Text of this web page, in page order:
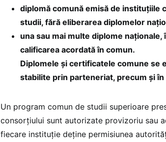
diplomă comună emisă de instituțiile
studii, fără eliberarea diplomelor
una sau mai multe diplome
calificarea acordată în comun.
Diplomele și certificatele comune se
stabilite prin parteneriat, precum și în
Un program comun de studii superioare
consorțiului sunt autorizate provizoriu sau
fiecare instituție deține permisiunea